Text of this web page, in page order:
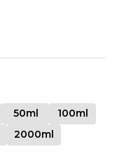
50ml
100ml
2000ml